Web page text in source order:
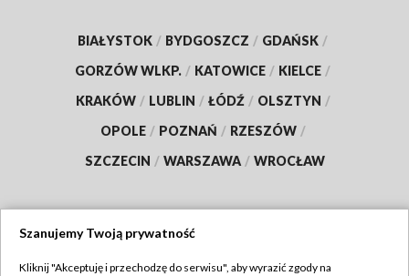
BIAŁYSTOK / BYDGOSZCZ / GDAŃSK /
GORZÓW WLKP. / KATOWICE / KIELCE /
KRAKÓW / LUBLIN / ŁÓDŹ / OLSZTYN /
OPOLE / POZNAŃ / RZESZÓW /
SZCZECIN / WARSZAWA / WROCŁAW
Szanujemy Twoją prywatność
Kliknij "Akceptuję i przechodzę do serwisu", aby wyrazić zgody na